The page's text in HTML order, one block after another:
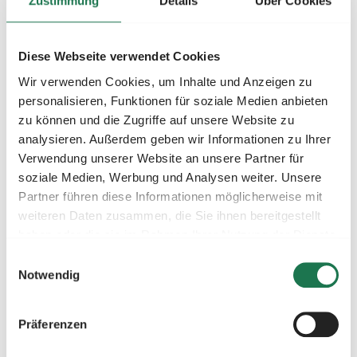
Diese Webseite verwendet Cookies
Wir verwenden Cookies, um Inhalte und Anzeigen zu
personalisieren, Funktionen für soziale Medien anbieten
zu können und die Zugriffe auf unsere Website zu
analysieren. Außerdem geben wir Informationen zu Ihrer
Verwendung unserer Website an unsere Partner für
soziale Medien, Werbung und Analysen weiter. Unsere
Partner führen diese Informationen möglicherweise mit
weiteren Daten zusammen, die Sie ihnen bereitgestellt
Notwendig
Präferenzen
So lassen sich NVPs effizienter
gestalten
Wie kann das Verfahren für beide Seiten verbessert
werden? Wir sehen drei zentrale Ansatzpunkte:
Einheitliche und vereinfachte Prozesse:
Während einige Netzbetreiber detaillierte
Schaltpläne und Einheitenzertifikate verlangen,
genügen anderen Standort und geplante Leistung.
Einheitliche, schlanke Verfahren würden die
Wirtschaftlichere Prüfverfahren:
Eine exakte
Kostenaufstellung ist oft nicht sinnvoll – etwa
wenn der nächste Verknüpfungspunkt für eine
500-kWp-Anlage über 500 m entfernt liegt.